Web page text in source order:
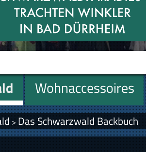
Wohnaccessoires
> Das Schwarzwald Backbuch